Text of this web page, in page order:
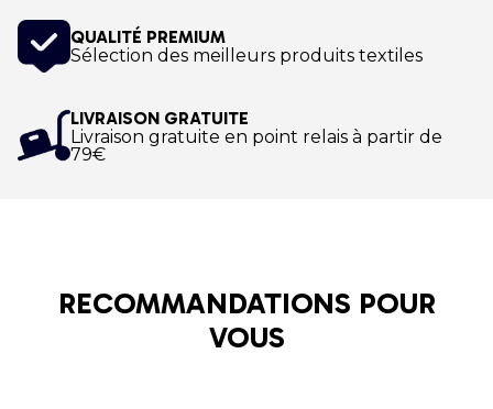
QUALITÉ PREMIUM
Sélection des meilleurs produits textiles
LIVRAISON GRATUITE
Livraison gratuite en point relais à partir de
79€
RECOMMANDATIONS POUR
VOUS